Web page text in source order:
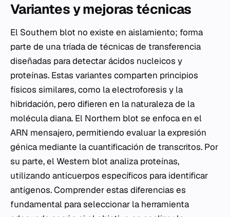
Variantes y mejoras técnicas
El Southern blot no existe en aislamiento; forma
parte de una tríada de técnicas de transferencia
diseñadas para detectar ácidos nucleicos y
proteínas. Estas variantes comparten principios
físicos similares, como la electroforesis y la
hibridación, pero difieren en la naturaleza de la
molécula diana. El Northern blot se enfoca en el
ARN mensajero, permitiendo evaluar la expresión
génica mediante la cuantificación de transcritos. Por
su parte, el Western blot analiza proteínas,
utilizando anticuerpos específicos para identificar
antígenos. Comprender estas diferencias es
fundamental para seleccionar la herramienta